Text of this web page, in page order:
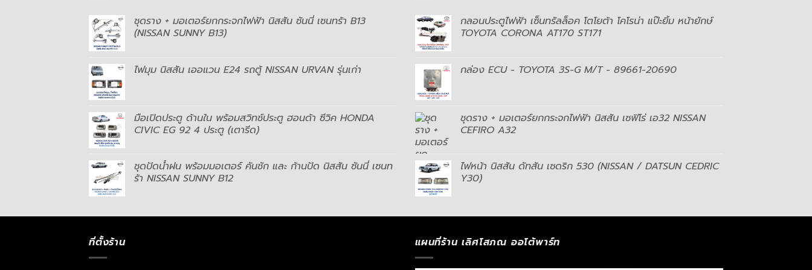
ชุดราง + มอเตอร์ยกกระจกไฟฟ้า นิสสัน ซันนี่ เซนทร้า B13
(NISSAN SUNNY B13)
ไฟมุม นิสสัน เออแวน E24 รถตู้ NISSAN URVAN รุ่นเก่า
มือเปิดประตู ด้านใน พร้อมสวิทช์ประตู ฮอนด้า ซีวิค HONDA
CIVIC EG 92 4 ประตู (เตารีด)
ชุดปัดน้ำฝน พร้อมมอเตอร์ คันชัก และ ก้านปัด นิสสัน ซันนี่ เซนท
ร้า NISSAN SUNNY B12
กลอนประตูไฟฟ้า เซ็นทรัลล็อค โตโยต้า โคโรน่า แป๊ะยิ้ม หน้ายักษ์
TOYOTA CORONA AT170 ST171
กล่อง ECU - TOYOTA 3S-G M/T - 89661-20690
ชุดราง + มอเตอร์ยกกระจกไฟฟ้า นิสสัน เซฟิโร่ เอ32 NISSAN
CEFIRO A32
ไฟหน้า นิสสัน ดัทสัน เซดริก 530 (NISSAN / DATSUN CEDRIC
Y30)
ที่ตั้งร้าน แผนที่ร้าน เลิศโสภณ ออโต้พาร์ท